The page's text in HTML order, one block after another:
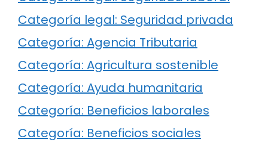
Categoría legal: Seguridad privada
Categoría: Agencia Tributaria
Categoría: Agricultura sostenible
Categoría: Ayuda humanitaria
Categoría: Beneficios laborales
Categoría: Beneficios sociales